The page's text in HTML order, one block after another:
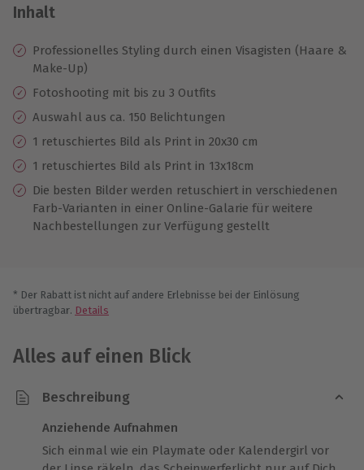
Inhalt
Professionelles Styling durch einen Visagisten (Haare &
Make-Up)
Fotoshooting mit bis zu 3 Outfits
Auswahl aus ca. 150 Belichtungen
1 retuschiertes Bild als Print in 20x30 cm
1 retuschiertes Bild als Print in 13x18cm
Die besten Bilder werden retuschiert in verschiedenen
Farb-Varianten in einer Online-Galarie für weitere
Nachbestellungen zur Verfügung gestellt
* Der Rabatt ist nicht auf andere Erlebnisse bei der Einlösung
übertragbar. Details
Alles auf einen Blick
Beschreibung
Anziehende Aufnahmen
Sich einmal wie ein Playmate oder Kalendergirl vor